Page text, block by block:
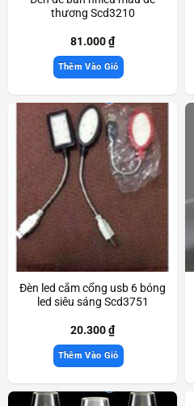
thương Scd3210
81.000₫
Thêm Vào Giỏ
Đèn led cắm cổng usb 6 bóng
led siêu sáng Scd3751
20.300₫
Thêm Vào Giỏ